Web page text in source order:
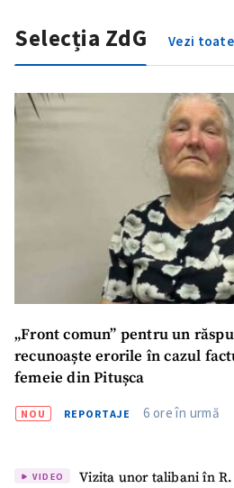
Selecția ZdG Vezi toate
„Front comun” pentru un
recunoaște erorile în cazul
femeie din Pitușca
NOU REPORTAJE 6 ore în urmă
VIDEO
Vizita unor talibani în